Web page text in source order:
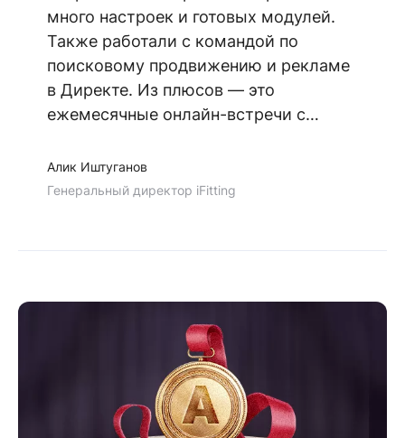
много настроек и готовых модулей.
Также работали с командой по
поисковому продвижению и рекламе
в Директе. Из плюсов — это
ежемесячные онлайн-встречи с
обсуждают выполненные работы.
Были мелкие косяки, но в общем и
Алик Иштуганов
Генеральный директор iFitting